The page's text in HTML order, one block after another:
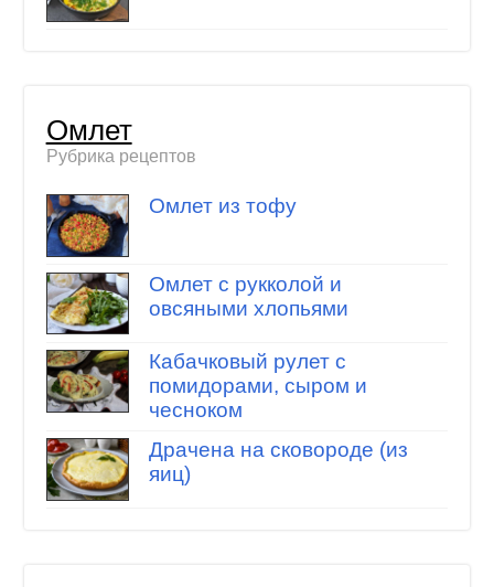
Омлет
Рубрика рецептов
Омлет из тофу
Омлет с рукколой и
овсяными хлопьями
Кабачковый рулет с
помидорами, сыром и
чесноком
Драчена на сковороде (из
яиц)